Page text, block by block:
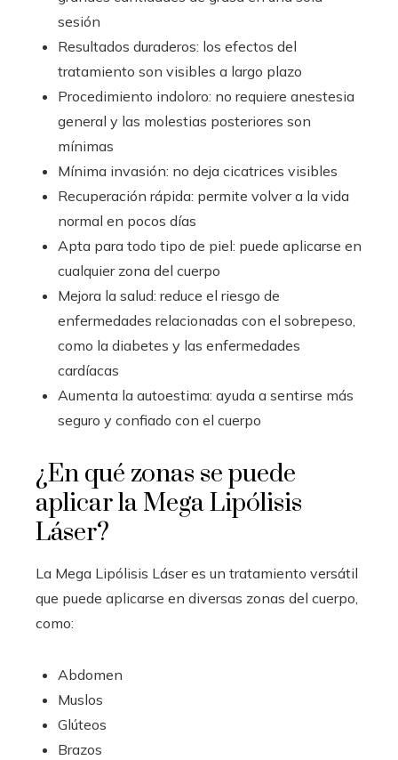
sesión
Resultados duraderos: los efectos del
tratamiento son visibles a largo plazo
Procedimiento indoloro: no requiere anestesia
general y las molestias posteriores son
mínimas
Mínima invasión: no deja cicatrices visibles
Recuperación rápida: permite volver a la vida
normal en pocos días
Apta para todo tipo de piel: puede aplicarse en
cualquier zona del cuerpo
Mejora la salud: reduce el riesgo de
enfermedades relacionadas con el sobrepeso,
como la diabetes y las enfermedades
cardíacas
Aumenta la autoestima: ayuda a sentirse más
seguro y confiado con el cuerpo
¿En qué zonas se puede
aplicar la Mega Lipólisis
Láser?
La Mega Lipólisis Láser es un tratamiento versátil
que puede aplicarse en diversas zonas del cuerpo,
como:
Abdomen
Muslos
Glúteos
Brazos